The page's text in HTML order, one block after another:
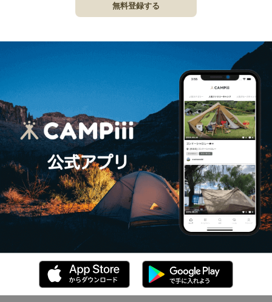
無料登録する